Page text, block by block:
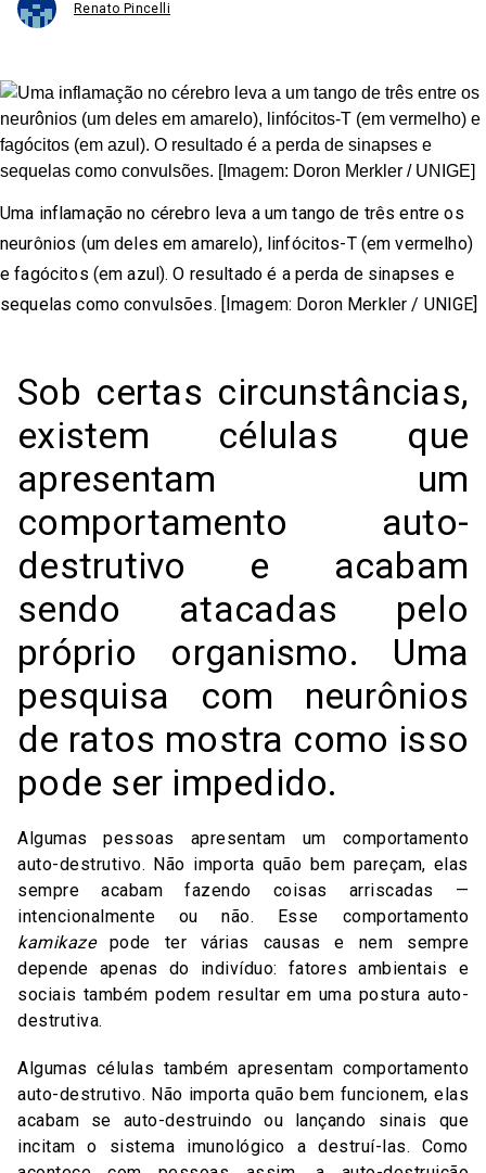
Renato Pincelli
Uma inflamação no cérebro leva a um tango de três entre os
neurônios (um deles em amarelo), linfócitos-T (em vermelho)
e fagócitos (em azul). O resultado é a perda de sinapses e
sequelas como convulsões. [Imagem: Doron Merkler / UNIGE]
Sob certas circunstâncias,
existem células que
apresentam um
comportamento auto-
destrutivo e acabam
sendo atacadas pelo
próprio organismo. Uma
pesquisa com neurônios
de ratos mostra como isso
pode ser impedido.
Algumas pessoas apresentam um comportamento
auto-destrutivo. Não importa quão bem pareçam, elas
sempre acabam fazendo coisas arriscadas —
intencionalmente ou não. Esse comportamento
kamikazepode ter várias causas e nem sempre
depende apenas do indivíduo: fatores ambientais e
sociais também podem resultar em uma postura auto-
destrutiva.
Algumas células também apresentam comportamento
auto-destrutivo. Não importa quão bem funcionem, elas
acabam se auto-destruindo ou lançando sinais que
incitam o sistema imunológico a destruí-las. Como